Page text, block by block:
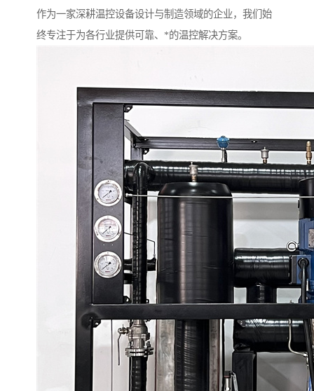
作为一家深耕温控设备设计与制造领域的企业，我们始
终专注于为各行业提供可靠、*的温控解决方案。